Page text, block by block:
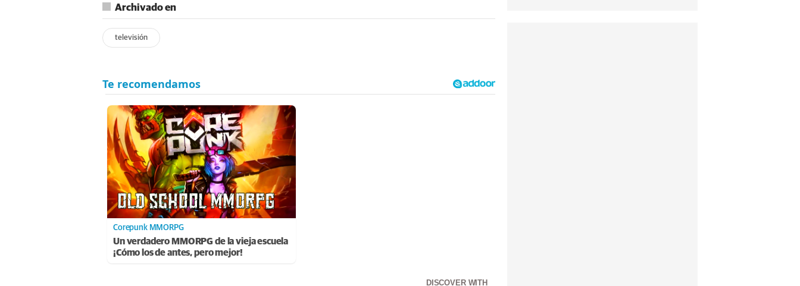
Archivado en
televisión
Corepunk MMORPG
Un verdadero MMORPG de la vieja escuela
¡Cómo los de antes, pero mejor!
DISCOVER WITH